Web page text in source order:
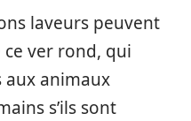
laveurs peuvent
ver rond, qui
animaux
s’ils sont